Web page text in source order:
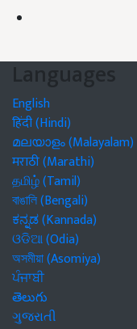
Languages
English
हिंदी (Hindi)
മലയാളം (Malayalam)
मराठी (Marathi)
தமிழ் (Tamil)
বাঙালি (Bengali)
ಕನ್ನಡ (Kannada)
ଓଡିଆ (Odia)
অসমীয়া (Asomiya)
ਪੰਜਾਬੀ
తెలుగు
ગુજરાતી